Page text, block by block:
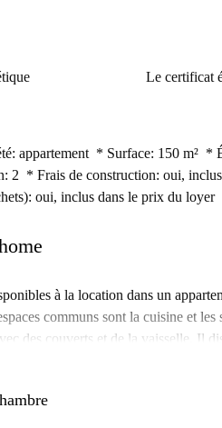
Le certificat
appartement * Surface: 150 m²
2 * Frais de construction: oui,
oui, inclus dans le prix du loyer
à la location dans un
communs sont la cuisine et
des couverts et de la vaisselle. Il
électrique. Les salles de bains